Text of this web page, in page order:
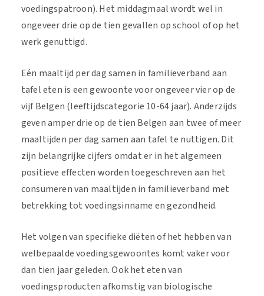
voedingspatroon). Het middagmaal wordt wel in
ongeveer drie op de tien gevallen op school of op het
werk genuttigd.
Eén maaltijd per dag samen in familieverband aan
tafel eten is een gewoonte voor ongeveer vier op de
vijf Belgen (leeftijdscategorie 10-64 jaar). Anderzijds
geven amper drie op de tien Belgen aan twee of meer
maaltijden per dag samen aan tafel te nuttigen. Dit
zijn belangrijke cijfers omdat er in het algemeen
positieve effecten worden toegeschreven aan het
consumeren van maaltijden in familieverband met
betrekking tot voedingsinname en gezondheid.
Het volgen van specifieke diëten of het hebben van
welbepaalde voedingsgewoontes komt vaker voor
dan tien jaar geleden. Ook het eten van
voedingsproducten afkomstig van biologische